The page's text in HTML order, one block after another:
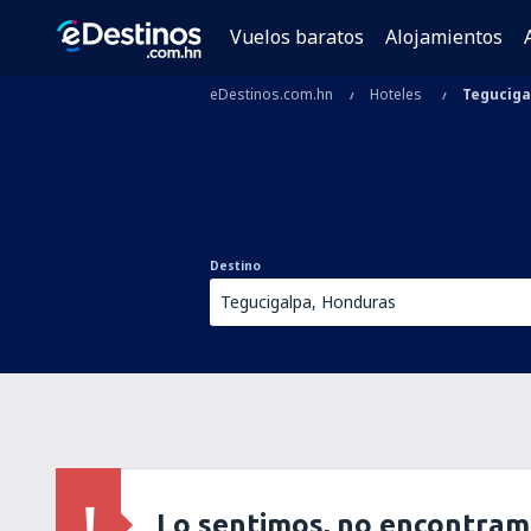
Vuelos baratos Alojamientos
eDestinos.com.hn Hoteles
Destino
Lo sentimos, no